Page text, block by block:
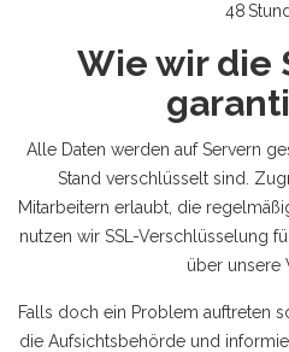
48
Wie wir die
Alle Daten werden auf Servern
Stand verschlüsselt sind.
Mitarbeitern erlaubt, die
nutzen wir SSL-Verschlüsselung
über unsere
Falls doch ein Problem auftreten
die Aufsichtsbehörde und